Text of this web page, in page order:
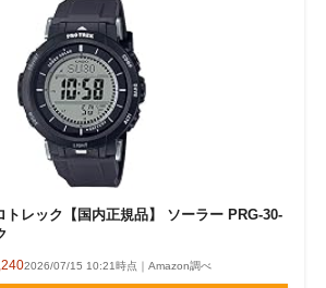
レック【国内正規品】 ソーラー PRG-30-
2026/07/15 10:21時点｜Amazon調べ